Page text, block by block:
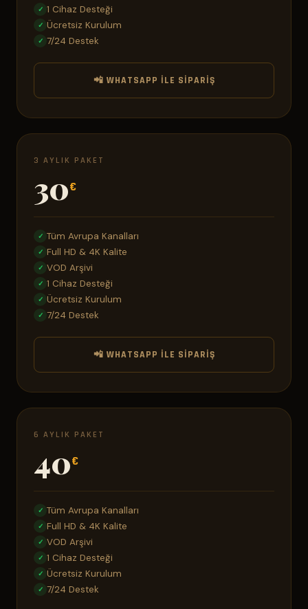
✓ 1 Cihaz Desteği
✓ Ücretsiz Kurulum
✓ 7/24 Destek
📲 WHATSAPP ILE SIPARIŞ
3 AYLIK PAKET
30€
✓ Tüm Avrupa Kanalları
✓ Full HD & 4K Kalite
✓ VOD Arşivi
✓ 1 Cihaz Desteği
✓ Ücretsiz Kurulum
✓ 7/24 Destek
📲 WHATSAPP ILE SIPARIŞ
6 AYLIK PAKET
40€
✓ Tüm Avrupa Kanalları
✓ Full HD & 4K Kalite
✓ VOD Arşivi
✓ 1 Cihaz Desteği
✓ Ücretsiz Kurulum
✓ 7/24 Destek